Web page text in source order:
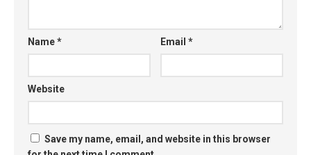
Name* Email*
Website
Save my name, email, and website in this browser